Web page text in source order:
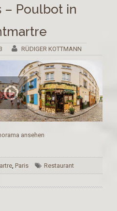
– Poulbot in
RÜDIGER KOTTMANN
ansehen
,Paris Restaurant